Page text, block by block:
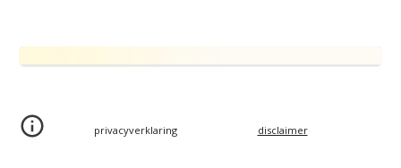
privacyverklaring disclaimer